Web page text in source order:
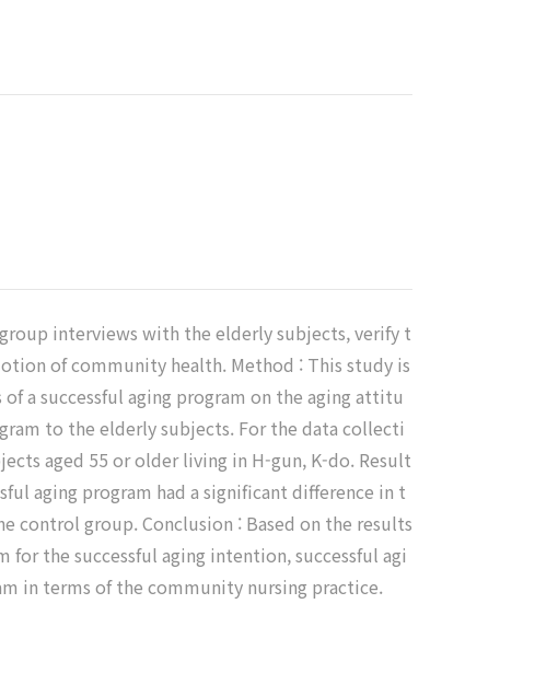
interviews with the elderly subjects, verify t
of community health. Method : This study is
a successful aging program on the aging attitu
to the elderly subjects. For the data collecti
aged 55 or older living in H-gun, K-do. Result
aging program had a significant difference in t
control group. Conclusion : Based on the results
the successful aging intention, successful agi
in terms of the community nursing practice.